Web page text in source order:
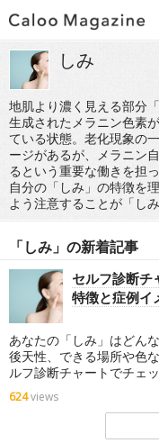
しみ
地肌より濃く見える部分
生成されたメラニン色素
ている状態。老化現象の
ージがあるが、メラニン
るという重要な働きを担
自分の「しみ」の特徴を
よう注意することが「し
「しみ」の新着記事
セルフ診断チ
特徴と症例イ
あなたの「しみ」はどん
後天性、できる場所や色
ルフ診断チャートでチェ
徴・注意点について、症
624views